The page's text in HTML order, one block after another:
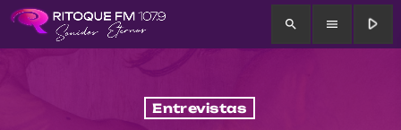
search menu play_arrow
Entrevistas